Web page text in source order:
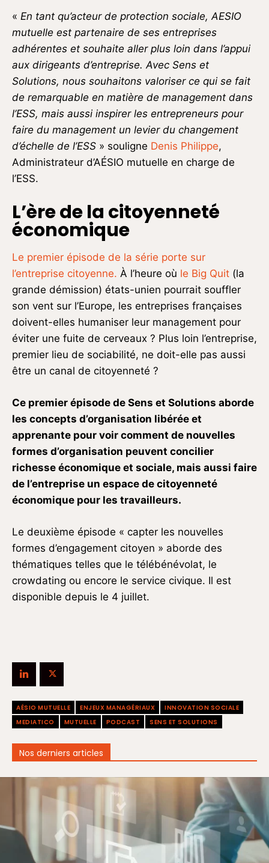
« En tant qu’acteur de protection sociale, AESIO
mutuelle est partenaire de ses entreprises
adhérentes et souhaite aller plus loin dans l’appui
aux dirigeants d’entreprise. Avec Sens et
Solutions, nous souhaitons valoriser ce qui se fait
de remarquable en matière de management dans
l’ESS, mais aussi inspirer les entrepreneurs pour
faire du management un levier du changement
d’échelle de l’ESS » souligne Denis Philippe,
Administrateur d’AÉSIO mutuelle en charge de
l’ESS.
L’ère de la citoyenneté
économique
Le premier épisode de la série porte sur
l’entreprise citoyenne. À l’heure où le Big Quit (la
grande démission) états-unien pourrait souffler
son vent sur l’Europe, les entreprises françaises
doivent-elles humaniser leur management pour
éviter une fuite de cerveaux ? Plus loin l’entreprise,
premier lieu de sociabilité, ne doit-elle pas aussi
être un canal de citoyenneté ?
Ce premier épisode de Sens et Solutions aborde
les concepts d’organisation libérée et
apprenante pour voir comment de nouvelles
formes d’organisation peuvent concilier
richesse économique et sociale, mais aussi faire
de l’entreprise un espace de citoyenneté
économique pour les travailleurs.
Le deuxième épisode « capter les nouvelles
formes d’engagement citoyen » aborde des
thématiques telles que le télébénévolat, le
crowdating ou encore le service civique. Il est
disponible depuis le 4 juillet.
AÉSIO MUTUELLE ENJEUX MANAGÉRIAUX
INNOVATION SOCIALE
MEDIATICO
MUTUELLE PODCAST SENS ET SOLUTIONS
Nos derniers articles